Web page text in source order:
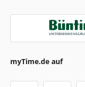
myTime.de auf